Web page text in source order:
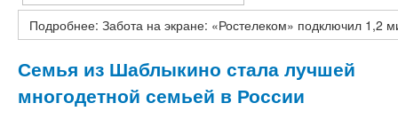
Подробнее: Забота на экране: «Ростелеком» подключил 1,2
Семья из Шаблыкино стала лучшей
многодетной семьей в России